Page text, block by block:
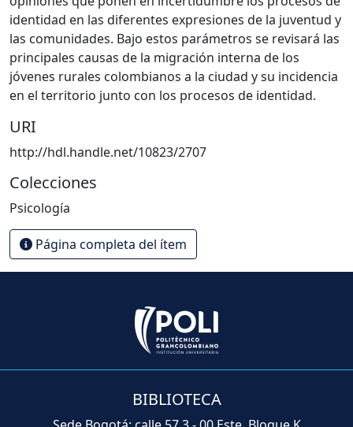
identidad en las diferentes expresiones de la juventud y
las comunidades. Bajo estos parámetros se revisará las
principales causas de la migración interna de los
jóvenes rurales colombianos a la ciudad y su incidencia
en el territorio junto con los procesos de identidad.
URI
http://hdl.handle.net/10823/2707
Colecciones
Psicología
Página completa del ítem
BIBLIOTECA